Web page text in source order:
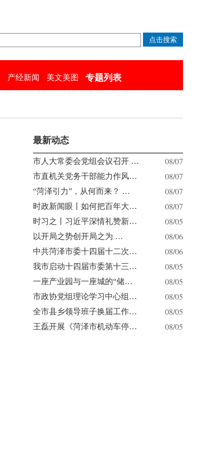
产经新闻 美文美图 专题列表
最新动态
市人大常委会党组会议召开 … 08/07
市直机关党务干部能力作风… 08/07
“菏泽引力”，从何而来？ … 08/07
时政新闻眼丨如何把百年大… 08/07
时习之丨习近平深情礼赞新… 08/05
以开局之势创开局之为 … 08/06
中共菏泽市委十四届十二次… 08/06
我市启动十四届市委第十三… 08/05
一座产业园与一座城的“储… 08/05
市政协党组理论学习中心组… 08/05
全市县乡领导班子换届工作… 08/05
王磊开展《菏泽市机动车停… 08/05